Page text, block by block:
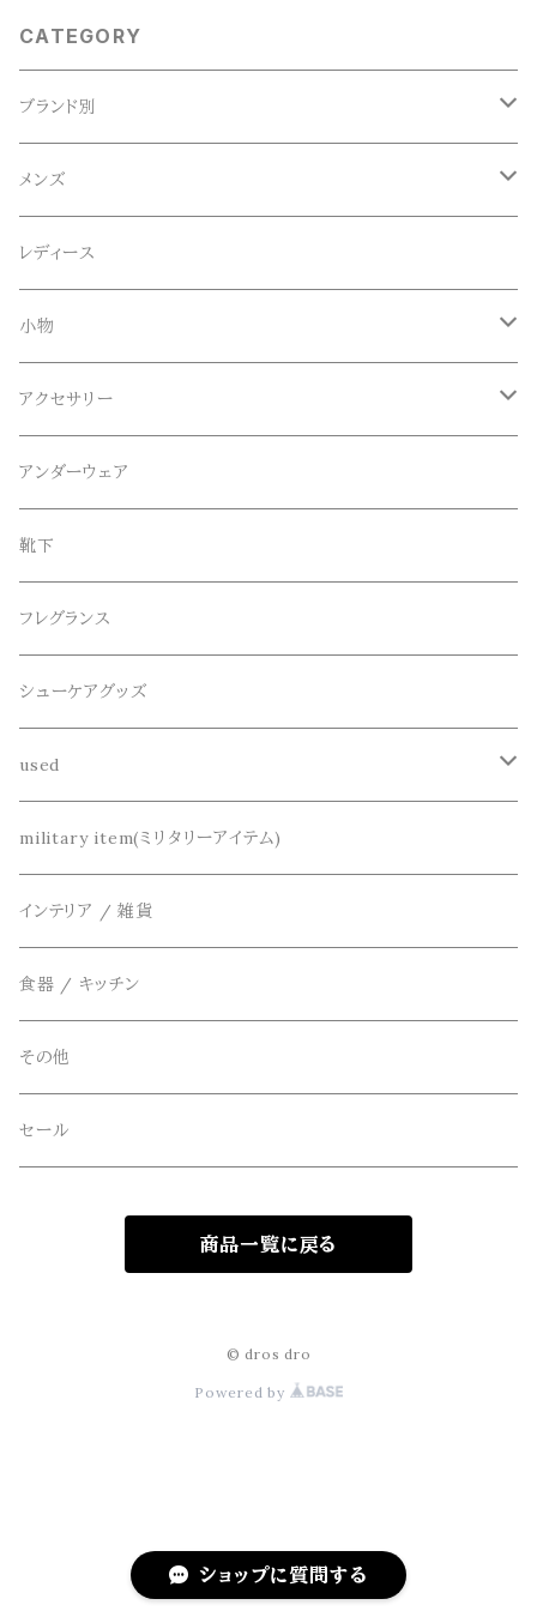
ショップに質問する
CATEGORY
ブランド別
ACE SNKR(エーススニーカー)
Anapau,Seaing,ANAPAU UG
Blundstone(ブランドストーン)
CameOne(ケイムワン)
CANDY DESIGN&WORKS(CDW)
collonil(コロニル)
CountyComm(カウンティーコム)
decka(デカ)
dros dro(ドロスドロ)
DETAIL(ディティール)
THE FLAVOR DESIGN(ザ フレーバーデザイン)
FOB FACTORY(エフオービーファクトリー)
Four Seasons Garage(FSG)
freewaters(フリーウォータース)
GLOMA NAUTICA(グローマノーティカ)
KIKKERLAND(キッカーランド)
メンズ
トップス
Tシャツ
ロンT
シャツ
カーディガン
ボトムス
ロング
ショート
セットアップ
シューズ
シューズ
サンダル
レディース
小物
帽子、マフラー、手袋
メガネ、サングラス
ベルト
腕時計
キーアクセサリー
財布、コインケース、マネークリップ
鞄
アクセサリー
リング
ブレスレット、バングル
ネックレス
アンダーウェア
靴下
フレグランス
シューケアグッズ
used
リメイク
アクセサリー
military item(ミリタリーアイテム)
インテリア / 雑貨
食器 / キッチン
その他
セール
商品一覧に戻る
© dros dro
Powered by